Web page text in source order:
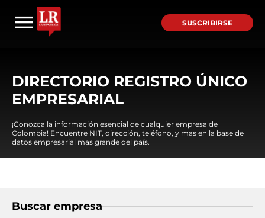
SUSCRIBIRSE
DIRECTORIO REGISTRO ÚNICO
EMPRESARIAL
¡Conozca la información esencial de cualquier empresa de
Colombia! Encuentre NIT, dirección, teléfono, y mas en la base de
datos empresarial mas grande del país.
Buscar empresa